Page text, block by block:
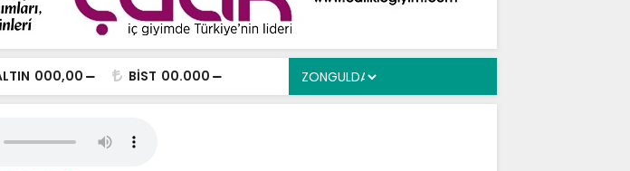
000,00 BİST 00.000